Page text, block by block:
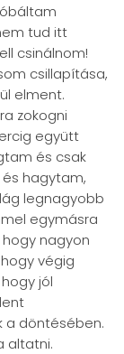
tud itt
csinálnom!
csillapítása,
elment.
zokogni
együtt
és csak
hagytam,
legnagyobb
egymásra
nagyon
végig
jól
a döntésében.
altatni.